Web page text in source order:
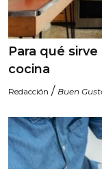
Para qué
cocina
Redacción / Buen